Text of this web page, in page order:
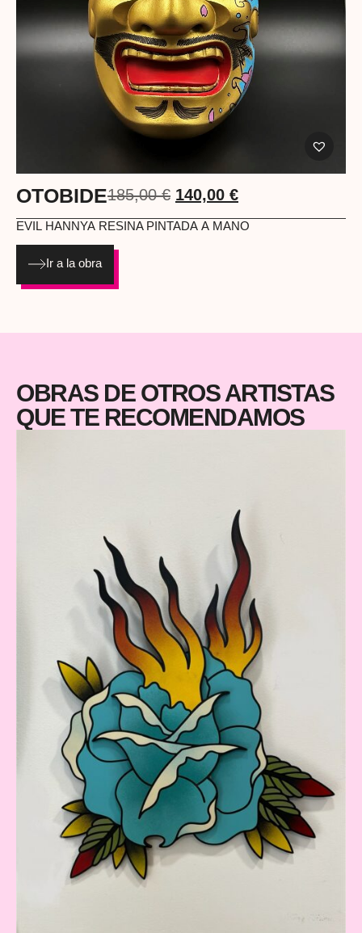
OTOBIDE185,00€ 140,00 €
EVIL HANNYA RESINA PINTADA A MANO
Ir a la obra
OBRAS DE OTROS ARTISTAS
QUE TE RECOMENDAMOS